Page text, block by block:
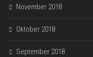
November 2018
Oktober 2018
September 2018